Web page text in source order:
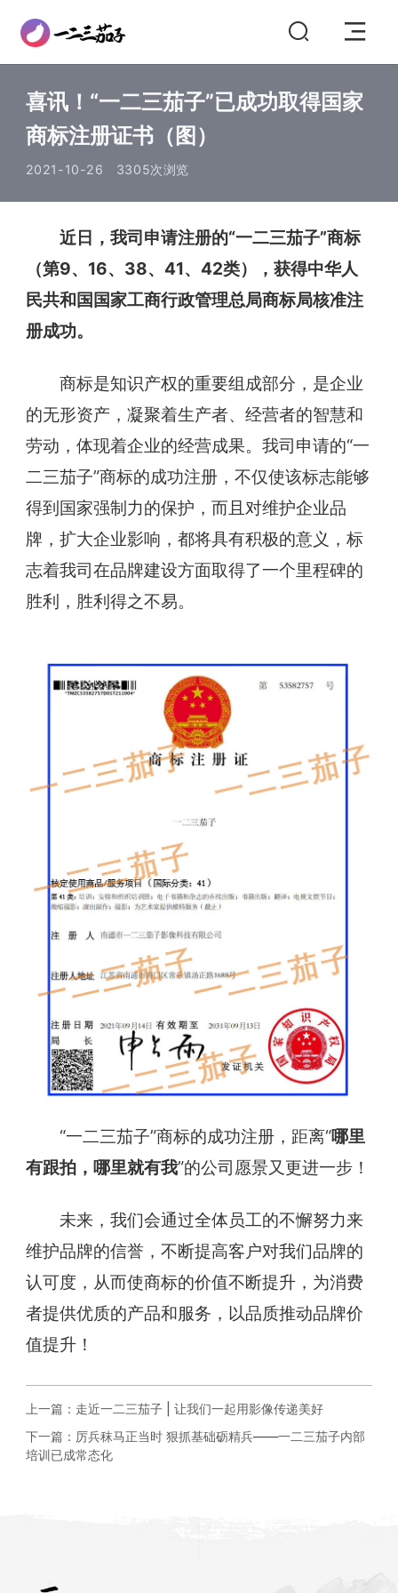
喜讯！“一二三茄子”已成功取得国家
商标注册证书（图）
2021-10-26 3305次浏览
近日，我司申请注册的“一二三茄子”商标
（第9、16、38、41、42类），获得中华人
民共和国国家工商行政管理总局商标局核准注
册成功。
商标是知识产权的重要组成部分，是企业
的无形资产，凝聚着生产者、经营者的智慧和
劳动，体现着企业的经营成果。我司申请的“一
二三茄子”商标的成功注册，不仅使该标志能够
得到国家强制力的保护，而且对维护企业品
牌，扩大企业影响，都将具有积极的意义，标
志着我司在品牌建设方面取得了一个里程碑的
胜利，胜利得之不易。
“一二三茄子”商标的成功注册，距离“哪里
有跟拍，哪里就有我”的公司愿景又更进一步！
未来，我们会通过全体员工的不懈努力来
维护品牌的信誉，不断提高客户对我们品牌的
认可度，从而使商标的价值不断提升，为消费
者提供优质的产品和服务，以品质推动品牌价
值提升！
上一篇： 走近一二三茄子 | 让我们一起用影像传递美好
下一篇： 厉兵秣马正当时 狠抓基础砺精兵——一二三茄子内部
培训已成常态化